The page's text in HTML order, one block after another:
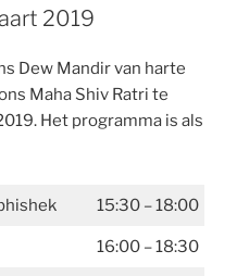
2019
Dew Mandir van harte
Maha Shiv Ratri te
Het programma is als
15:30 – 18:00
16:00 – 18:30